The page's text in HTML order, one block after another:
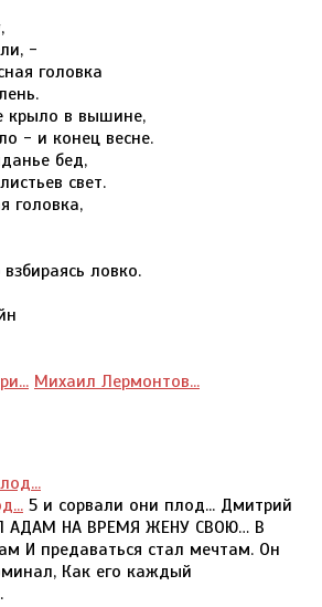
-
головка
крыло в вышине,
- и конец весне.
бед,
свет.
головка,
ловко.
Михаил Лермонтов...
5 и сорвали они плод... Дмитрий
АДАМ НА ВРЕМЯ ЖЕНУ СВОЮ… В
И предаваться стал мечтам. Он
Как его каждый